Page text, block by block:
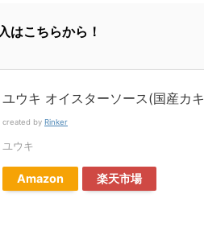
はこちらから！
ユウキ オイスターソース(国産カ
created by Rinker
ユウキ
Amazon 楽天市場